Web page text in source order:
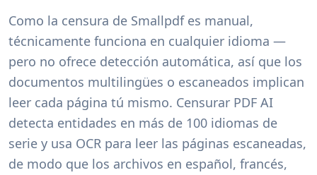
Como la censura de Smallpdf es manual,
técnicamente funciona en cualquier idioma —
pero no ofrece detección automática, así que los
documentos multilingües o escaneados implican
leer cada página tú mismo. Censurar PDF AI
detecta entidades en más de 100 idiomas de
serie y usa OCR para leer las páginas escaneadas,
de modo que los archivos en español, francés,